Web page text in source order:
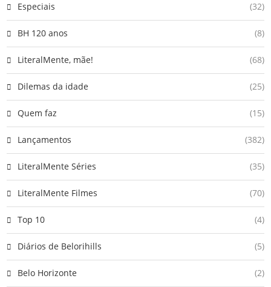
Especiais (32)
BH 120 anos (8)
LiteralMente, mãe! (68)
Dilemas da idade (25)
Quem faz (15)
Lançamentos (382)
LiteralMente Séries (35)
LiteralMente Filmes (70)
Top 10 (4)
Diários de Belorihills (5)
Belo Horizonte (2)